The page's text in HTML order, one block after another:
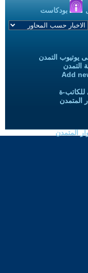
بودكاست
يوتيوب التمدن
التمدن
Add
للكاتب-ة
المتمدن
المتمدن